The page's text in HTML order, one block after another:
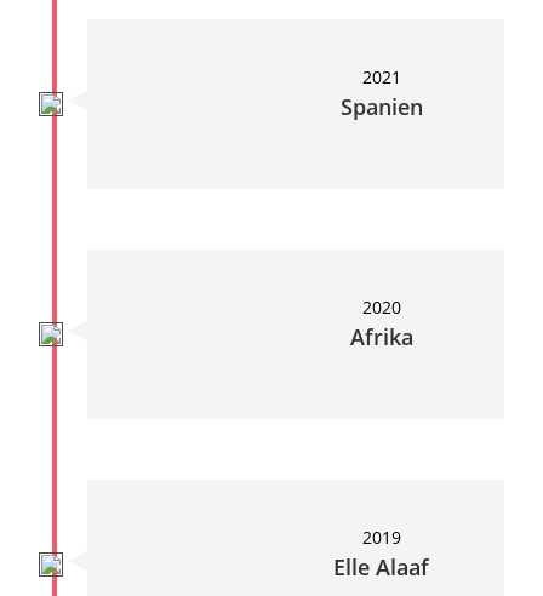
2021
Spanien
2020
Afrika
2019
Elle Alaaf